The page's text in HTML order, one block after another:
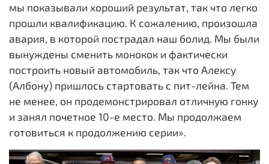
мы показывали хороший результат, так что легко
прошли квалификацию. К сожалению, произошла
авария, в которой пострадал наш болид. Мы были
вынуждены сменить монокок и фактически
построить новый автомобиль, так что Алексу
(Албону) пришлось стартовать с пит-лейна. Тем
не менее, он продемонстрировал отличную гонку
и занял почетное 10-е место. Мы продолжаем
готовиться к продолжению серии».